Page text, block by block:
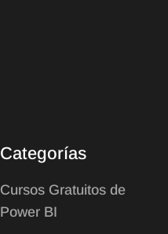
Categorías
Cursos Gratuitos de
Power BI